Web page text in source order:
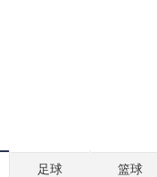
足球 篮球